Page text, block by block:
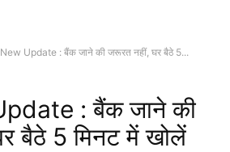
Update : बैंक जाने की जरूरत नहीं, घर बैठे 5...
: बैंक जाने की
बैठे 5 मिनट में खोलें